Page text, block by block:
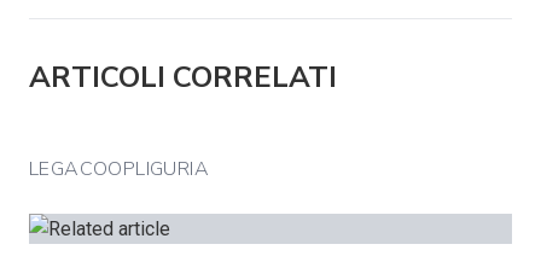
ARTICOLI CORRELATI
LEGACOOPLIGURIA